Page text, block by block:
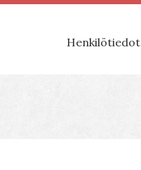
Henkilötiedot